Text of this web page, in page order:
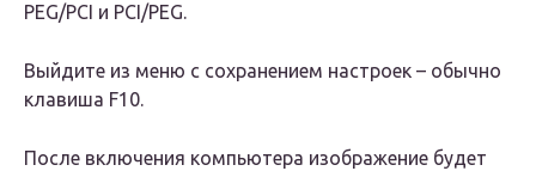
PEG/PCI и PCI/PEG.
Выйдите из меню с сохранением настроек – обычно
клавиша F10.
После включения компьютера изображение будет